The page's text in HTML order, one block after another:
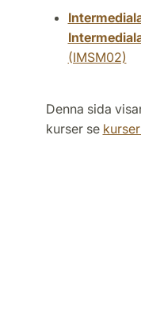
(IMSM02)
Denna sida
kurser se